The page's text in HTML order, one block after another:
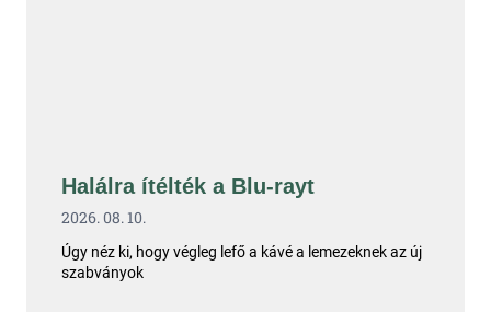
Halálra ítélték a Blu-rayt
2026. 08. 10.
Úgy néz ki, hogy végleg lefő a kávé a lemezeknek az új
szabványok